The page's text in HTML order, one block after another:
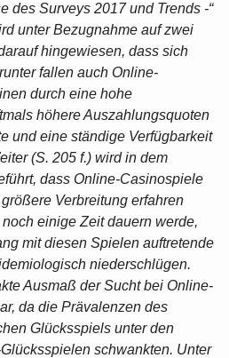
des Surveys 2017 und Trends -“
unter Bezugnahme auf zwei
hingewiesen, dass sich
fallen auch Online-
durch eine hohe
höhere Auszahlungsquoten
und eine ständige Verfügbarkeit
(S. 205 f.) wird in dem
dass Online-Casinospiele
Verbreitung erfahren
einige Zeit dauern werde,
mit diesen Spielen auftretende
niederschlügen.
Ausmaß der Sucht bei Online-
da die Prävalenzen des
Glücksspiels unter den
schwankten. Unter